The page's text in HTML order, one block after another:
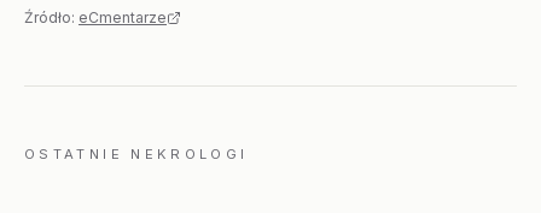
Źródło: eCmentarze
OSTATNIE NEKROLOGI